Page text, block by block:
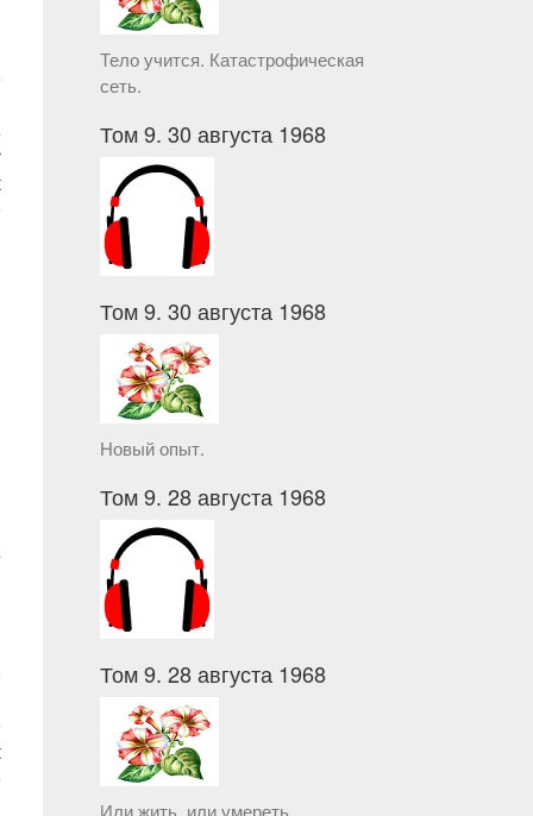
Тело учится. Катастрофическая
сеть.
Том 9. 30 августа 1968
Том 9. 30 августа 1968
Новый опыт.
Том 9. 28 августа 1968
Том 9. 28 августа 1968
Или жить, или умереть.